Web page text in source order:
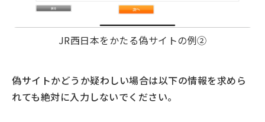
JR西日本をかたる偽サイトの例②
偽サイトかどうか疑わしい場合は以下の情報を求めら
れても絶対に入力しないでください。